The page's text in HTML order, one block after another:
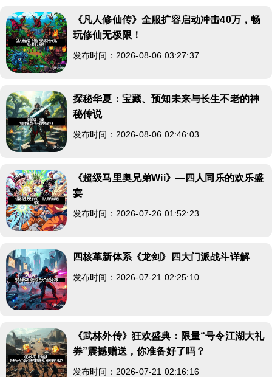
《凡人修仙传》全服扩容启动冲击40万，畅
玩修仙无极限！
发布时间：2026-08-06 03:27:37
探秘华夏：宝藏、预知未来与长生不老的神
秘传说
发布时间：2026-08-06 02:46:03
《超级马里奥兄弟Wii》—四人同乐的欢乐盛
宴
发布时间：2026-07-26 01:52:23
四核革新体系《龙剑》四大门派战斗详解
发布时间：2026-07-21 02:25:10
《武林外传》狂欢盛典：限量“号令江湖大礼
券”震撼赠送，你准备好了吗？
发布时间：2026-07-21 02:16:16